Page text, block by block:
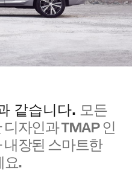
같습니다. 모든
자인과 TMAP 인
내장된 스마트한
요.